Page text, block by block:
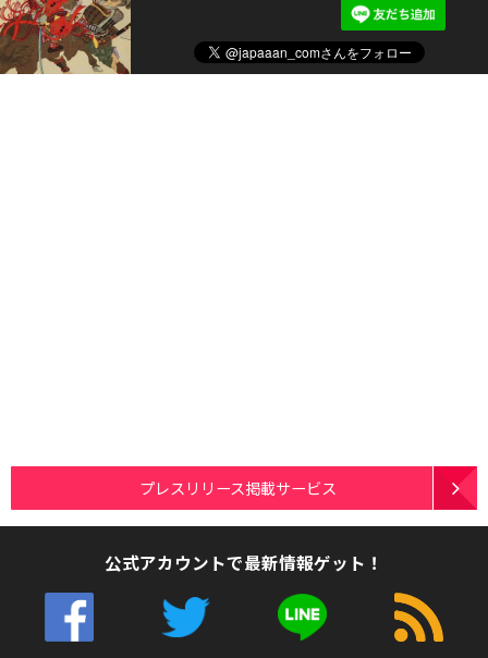
プレスリリース掲載サービス
公式アカウントで最新情報ゲット！